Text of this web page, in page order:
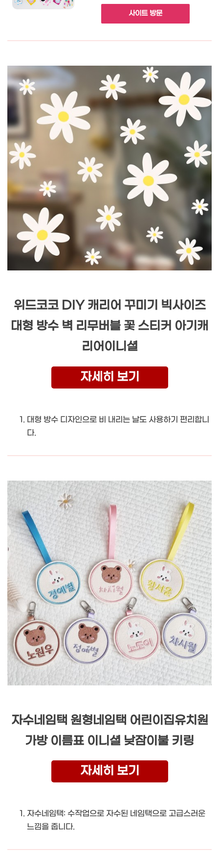
사이트 방문
위드코코 DIY 캐리어 꾸미기 빅사이즈
대형 방수 벽 리무버블 꽃 스티커 아기캐
리어이니셜
자세히 보기
대형 방수 디자인으로 비 내리는 날도 사용하기 편리합니
다.
자수네임택 원형네임택 어린이집유치원
가방 이름표 이니셜 낮잠이불 키링
자세히 보기
자수네임택: 수작업으로 자수된 네임택으로 고급스러운
느낌을 줍니다.